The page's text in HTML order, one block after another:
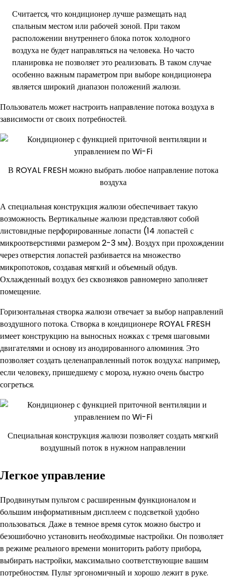
Считается, что кондиционер лучше размещать над
спальным местом или рабочей зоной. При таком
расположении внутреннего блока поток холодного
воздуха не будет направляться на человека. Но часто
планировка не позволяет это реализовать. В таком случае
особенно важным параметром при выборе кондиционера
является широкий диапазон положений жалюзи.
Пользователь может настроить направление потока воздуха в
зависимости от своих потребностей.
В ROYAL FRESH можно выбрать любое направление потока
воздуха
А специальная конструкция жалюзи обеспечивает такую
возможность. Вертикальные жалюзи представляют собой
листовидные перфорированные лопасти (14 лопастей с
микроотверстиями размером 2-3 мм). Воздух при прохождении
через отверстия лопастей разбивается на множество
микропотоков, создавая мягкий и объемный обдув.
Охлажденный воздух без сквозняков равномерно заполняет
помещение.
Горизонтальная створка жалюзи отвечает за выбор направлений
воздушного потока. Створка в кондиционере ROYAL FRESH
имеет конструкцию на выносных ножках с тремя шаговыми
двигателями и основу из анодированного алюминия. Это
позволяет создать целенаправленный поток воздуха: например,
если человеку, пришедшему с мороза, нужно очень быстро
согреться.
Специальная конструкция жалюзи позволяет создать мягкий
воздушный поток в нужном направлении
Легкое управление
Продвинутым пультом с расширенным функционалом и
большим информативным дисплеем с подсветкой удобно
пользоваться. Даже в темное время суток можно быстро и
безошибочно установить необходимые настройки. Он позволяет
в режиме реального времени мониторить работу прибора,
выбирать настройки, максимально соответствующие вашим
потребностям. Пульт эргономичный и хорошо лежит в руке.